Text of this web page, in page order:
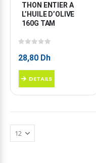
THON ENTIER A
L’HUILE D’OLIVE
160G TAM
28,80 Dh
DETAILS